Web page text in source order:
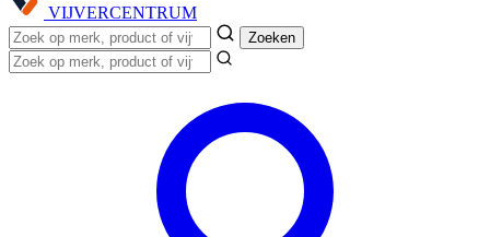
VIJVERCENTRUM
Zoeken